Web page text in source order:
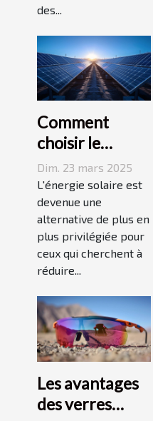
des...
Comment
choisir le
meilleur
système de
panneaux
solaires pour
votre domicile
Dim. 23 mars 2025
L'énergie solaire est
devenue une
alternative de plus en
plus privilégiée pour
ceux qui cherchent à
réduire...
Les avantages
des verres